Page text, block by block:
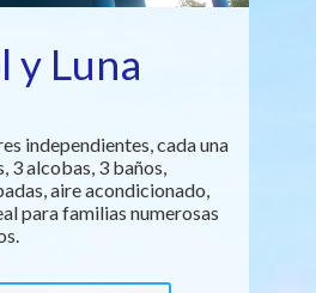
y Luna
independientes, cada una
3 alcobas, 3 baños,
aire acondicionado,
para familias numerosas